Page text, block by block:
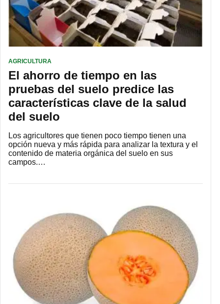
AGRICULTURA
El ahorro de tiempo en las
pruebas del suelo predice las
características clave de la salud
del suelo
Los agricultores que tienen poco tiempo tienen una
opción nueva y más rápida para analizar la textura y el
contenido de materia orgánica del suelo en sus
campos.…